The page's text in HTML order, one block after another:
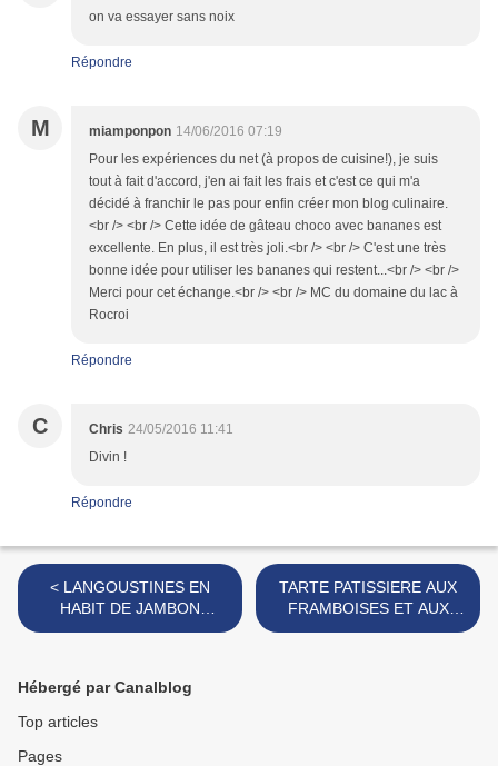
on va essayer sans noix
Répondre
M miamponpon 14/06/2016 07:19
Pour les expériences du net (à propos de cuisine!), je suis
tout à fait d'accord, j'en ai fait les frais et c'est ce qui m'a
décidé à franchir le pas pour enfin créer mon blog culinaire.
<br /> <br /> Cette idée de gâteau choco avec bananes est
excellente. En plus, il est très joli.<br /> <br /> C'est une très
bonne idée pour utiliser les bananes qui restent...<br /> <br />
Merci pour cet échange.<br /> <br /> MC du domaine du lac à
Rocroi
Répondre
C Chris 24/05/2016 11:41
Divin !
Répondre
< LANGOUSTINES EN
HABIT DE JAMBON
IBERIQUE OLIVERAS et
TARTE PATISSIERE AUX
FRAMBOISES ET AUX
AIRELLES >
Hébergé par Canalblog
Top articles
Pages